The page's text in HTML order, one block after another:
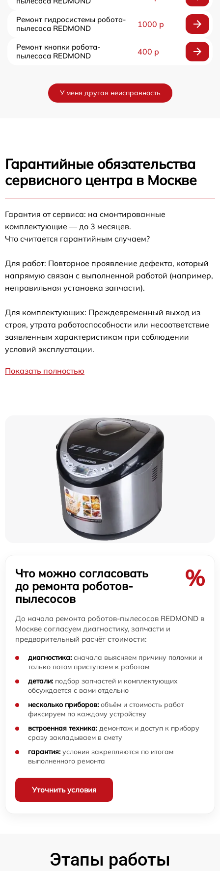
Ремонт гидросистемы робота-
пылесоса REDMOND
1000 р
Ремонт кнопки робота-
пылесоса REDMOND
400 р
У меня другая неисправность
Гарантийные обязательства
сервисного центра в Москве
Гарантия от сервиса: на смонтированные
комплектующие — до 3 месяцев.
Что считается гарантийным случаем?
Для работ: Повторное проявление дефекта, который
напрямую связан с выполненной работой (например,
неправильная установка запчасти).
Для комплектующих: Преждевременный выход из
строя, утрата работоспособности или несоответствие
заявленным характеристикам при соблюдении
условий эксплуатации.
Показать полностью
Что можно согласовать
до ремонта роботов-
пылесосов
%
До начала ремонта роботов-пылесосов REDMOND в
Москве согласуем диагностику, запчасти и
предварительный расчёт стоимости:
диагностика: сначала выясняем причину поломки и
только потом приступаем к работам
детали: подбор запчастей и комплектующих
обсуждается с вами отдельно
несколько приборов: объём и стоимость работ
фиксируем по каждому устройству
встроенная техника: демонтаж и доступ к прибору
сразу закладываем в смету
гарантия: условия закрепляются по итогам
выполненного ремонта
Уточнить условия
Этапы работы